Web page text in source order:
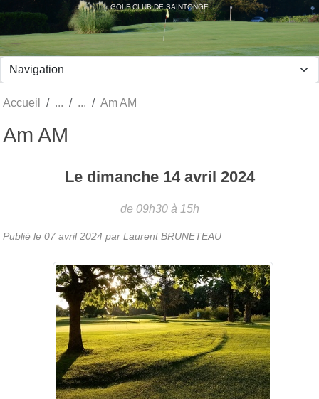
GOLF CLUB DE SAINTONGE
Accueil Am AM
Am AM
Le dimanche 14 avril 2024
de 09h30 à 15h
Publié le 07 avril 2024 par Laurent BRUNETEAU
Panneau de gestion des cookies